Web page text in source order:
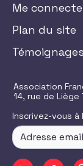
Me
Plan du site
Témoignages
Association
14, rue de Liège
Inscrivez-vous à